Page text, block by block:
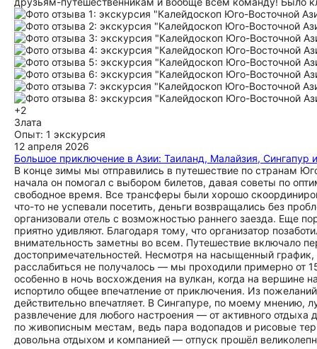
+2
Злата
Опыт: 1 экскурсия
12 апреля 2026
Большое приключение в Азии: Таиланд, Малайзия, Сингапур
В конце зимы мы отправились в путешествие по странам
начала он помогал с выбором билетов, давая советы по
свободное время. Все трансферы были хорошо
что-то не успевали посетить, деньги возвращались без
организовали отель с возможностью раннего заезда. Еще
приятно удивляют. Благодаря тому, что организатор
внимательность заметны во всем. Путешествие включало
достопримечательностей. Несмотря на насыщенный
расслабиться не получалось — мы проходили примерно от
особенно в ночь восхождения на вулкан, когда на вершине
испортило общее впечатление от приключения. Из
действительно впечатляет. В Сингапуре, по моему мнению,
развлечение для любого настроения — от активного
по живописным местам, ведь пара водопадов и рисовые
довольна отдыхом и компанией — отпуск прошёл